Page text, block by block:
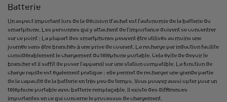
Batterie
Un aspect important lors de la décision d'achat est l'autonomie de la batterie du
smartphone. Les personnes qui y attachent de l'importance doivent se concentrer
sur ce point : La plupart des smartphones peuvent être utilisés au moins une
journée sans être branchés à une prise de courant. La recharge par induction facilite
considérablement le chargement du téléphone portable. Cela évite de devoir le
brancher et il suffit de poser l'appareil sur une station compatible. La fonction de
charge rapide est également pratique : elle permet de recharger une grande partie
de la capacité de la batterie en très peu de temps. Vous pouvez aussi opter pour un
téléphone portable avec batterie remplaçable. Il existe des différences
importantes en ce qui concerne le processus de chargement.